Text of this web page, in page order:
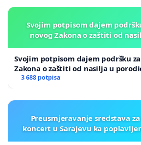
Svojim potpisom dajem
novog Zakona o zaštiti od
Svojim potpisom dajem podršku
Zakona o zaštiti od nasilja u
3 688 potpisa
Preusmjeravanje sredstava
koncert u Sarajevu ka